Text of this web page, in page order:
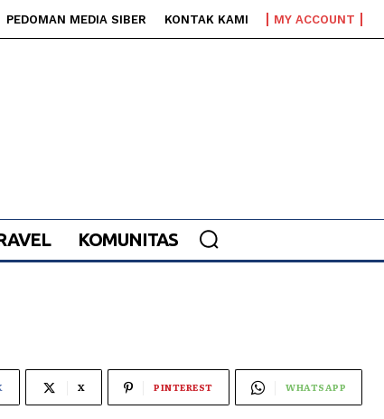
PEDOMAN MEDIA SIBER KONTAK KAMI MY ACCOUNT
KOMUNITAS
X PINTEREST WHATSAPP